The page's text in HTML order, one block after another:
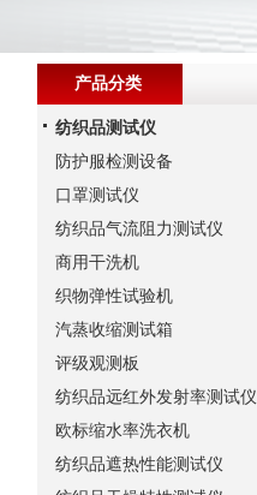
产品分类
纺织品测试仪
防护服检测设备
口罩测试仪
纺织品气流阻力测试仪
商用干洗机
织物弹性试验机
汽蒸收缩测试箱
评级观测板
纺织品远红外发射率测试仪
欧标缩水率洗衣机
纺织品遮热性能测试仪